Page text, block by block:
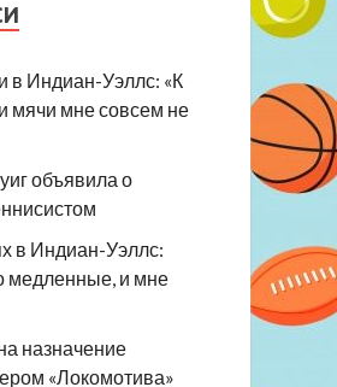
в Индиан-Уэллс: «К
мячи мне совсем не
объявила о
в Индиан-Уэллс:
медленные, и мне
назначение
«Локомотива»